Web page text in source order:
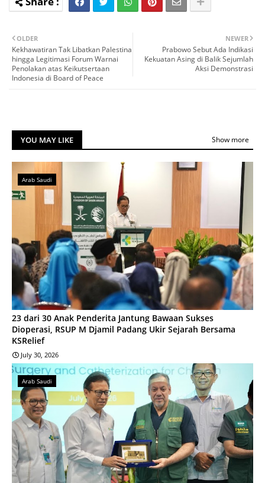
NEWER
Prabowo Sebut Ada Indikasi
Kekuatan Asing di Balik Sejumlah
Aksi Demonstrasi
OLDER
Kekhawatiran Tak Libatkan Palestina
hingga Legitimasi Forum Warnai
Penolakan atas Keikutsertaan
Indonesia di Board of Peace
YOU MAY LIKE Show more
Arab Saudi
23 dari 30 Anak Penderita Jantung Bawaan Sukses
Dioperasi, RSUP M Djamil Padang Ukir Sejarah Bersama
KSRelief
July 30, 2026
Arab Saudi